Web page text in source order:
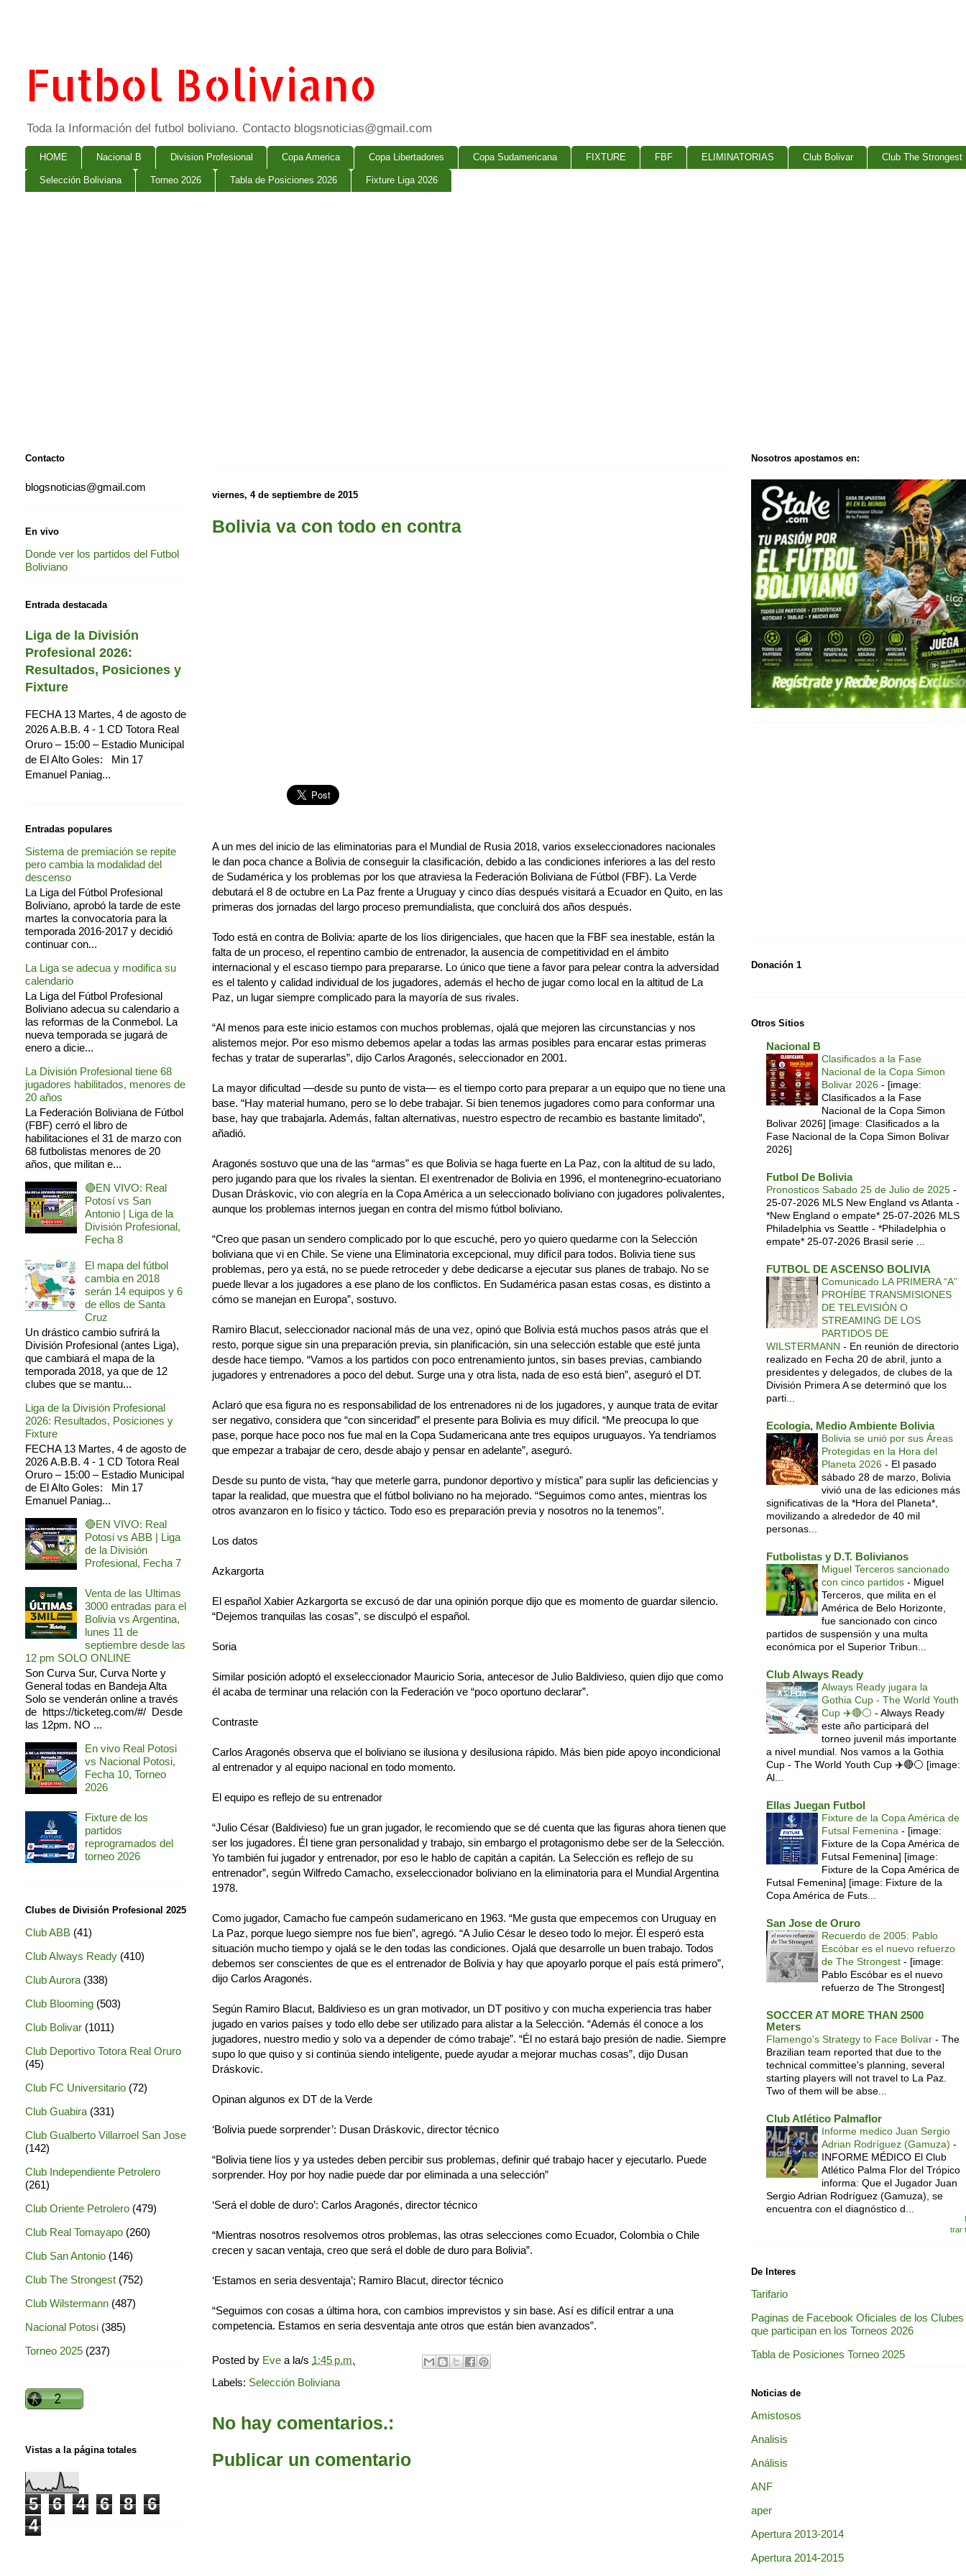
Futbol Boliviano
Toda la Información del futbol boliviano. Contacto blogsnoticias@gmail.com
HOME Nacional B Division Profesional Copa America Copa Libertadores Copa Sudamericana FIXTURE FBF ELIMINATORIAS Club Bolivar Club The Strongest
Selección Boliviana Torneo 2026 Tabla de Posiciones 2026 Fixture Liga 2026
viernes, 4 de septiembre de 2015
Bolivia va con todo en contra
A un mes del inicio de las eliminatorias para el Mundial de Rusia 2018, varios exseleccionadores nacionales
le dan poca chance a Bolivia de conseguir la clasificación, debido a las condiciones inferiores a las del resto
de Sudamérica y los problemas por los que atraviesa la Federación Boliviana de Fútbol (FBF). La Verde
debutará el 8 de octubre en La Paz frente a Uruguay y cinco días después visitará a Ecuador en Quito, en las
primeras dos jornadas del largo proceso premundialista, que concluirá dos años después.
Todo está en contra de Bolivia: aparte de los líos dirigenciales, que hacen que la FBF sea inestable, están la
falta de un proceso, el repentino cambio de entrenador, la ausencia de competitividad en el ámbito
internacional y el escaso tiempo para prepararse. Lo único que tiene a favor para pelear contra la adversidad
es el talento y calidad individual de los jugadores, además el hecho de jugar como local en la altitud de La
Paz, un lugar siempre complicado para la mayoría de sus rivales.
“Al menos para este inicio estamos con muchos problemas, ojalá que mejoren las circunstancias y nos
alistemos mejor. Por eso mismo debemos apelar a todas las armas posibles para encarar estas primeras
fechas y tratar de superarlas”, dijo Carlos Aragonés, seleccionador en 2001.
La mayor dificultad —desde su punto de vista— es el tiempo corto para preparar a un equipo que no tiene una
base. “Hay material humano, pero se lo debe trabajar. Si bien tenemos jugadores como para conformar una
base, hay que trabajarla. Además, faltan alternativas, nuestro espectro de recambio es bastante limitado”,
añadió.
Aragonés sostuvo que una de las “armas” es que Bolivia se haga fuerte en La Paz, con la altitud de su lado,
pero jugando para que los rivales la sientan. El exentrenador de Bolivia en 1996, el montenegrino-ecuatoriano
Dusan Dráskovic, vio con alegría en la Copa América a un seleccionado boliviano con jugadores polivalentes,
aunque los problemas internos juegan en contra del mismo fútbol boliviano.
“Creo que pasan un sendero complicado por lo que escuché, pero yo quiero quedarme con la Selección
boliviana que vi en Chile. Se viene una Eliminatoria excepcional, muy difícil para todos. Bolivia tiene sus
problemas, pero ya está, no se puede retroceder y debe dedicarse a ejecutar sus planes de trabajo. No se
puede llevar a los jugadores a ese plano de los conflictos. En Sudamérica pasan estas cosas, es distinto a
cómo se manejan en Europa”, sostuvo.
Ramiro Blacut, seleccionador nacional más de una vez, opinó que Bolivia está muchos pasos atrás que el
resto, porque sigue sin una preparación previa, sin planificación, sin una selección estable que esté junta
desde hace tiempo. “Vamos a los partidos con poco entrenamiento juntos, sin bases previas, cambiando
jugadores y entrenadores a poco del debut. Surge una y otra lista, nada de eso está bien”, aseguró el DT.
Aclaró que esa figura no es responsabilidad de los entrenadores ni de los jugadores, y aunque trata de evitar
ser negativo, considera que “con sinceridad” el presente para Bolivia es muy difícil. “Me preocupa lo que
pase, porque hace poco nos fue mal en la Copa Sudamericana ante tres equipos uruguayos. Ya tendríamos
que empezar a trabajar de cero, desde abajo y pensar en adelante”, aseguró.
Desde su punto de vista, “hay que meterle garra, pundonor deportivo y mística” para suplir las deficiencias y
tapar la realidad, que muestra que el fútbol boliviano no ha mejorado. “Seguimos como antes, mientras los
otros avanzaron en lo físico y táctico. Todo eso es preparación previa y nosotros no la tenemos”.
Los datos
Azkargorta
El español Xabier Azkargorta se excusó de dar una opinión porque dijo que es momento de guardar silencio.
“Dejemos tranquilas las cosas”, se disculpó el español.
Soria
Similar posición adoptó el exseleccionador Mauricio Soria, antecesor de Julio Baldivieso, quien dijo que como
él acaba de terminar una relación con la Federación ve “poco oportuno declarar”.
Contraste
Carlos Aragonés observa que el boliviano se ilusiona y desilusiona rápido. Más bien pide apoyo incondicional
al entrenador y al equipo nacional en todo momento.
El equipo es reflejo de su entrenador
“Julio César (Baldivieso) fue un gran jugador, le recomiendo que se dé cuenta que las figuras ahora tienen que
ser los jugadores. Él tiene gran personalidad y trabajo, sin embargo el protagonismo debe ser de la Selección.
Yo también fui jugador y entrenador, por eso le hablo de capitán a capitán. La Selección es reflejo de su
entrenador”, según Wilfredo Camacho, exseleccionador boliviano en la eliminatoria para el Mundial Argentina
1978.
Como jugador, Camacho fue campeón sudamericano en 1963. “Me gusta que empecemos con Uruguay en
La Paz, porque luego siempre nos fue bien”, agregó. “A Julio César le deseo todo lo mejor. Él esperó esta
situación mucho tiempo y ojalá se le den todas las condiciones. Ojalá que desarrolle un buen trabajo. Todos
debemos ser conscientes de que es el entrenador de Bolivia y hay que apoyarlo porque el país está primero”,
dijo Carlos Aragonés.
Según Ramiro Blacut, Baldivieso es un gran motivador, un DT positivo y con mucha experiencia tras haber
jugado en varios países y todo ello debe ser utilizado para alistar a la Selección. “Además él conoce a los
jugadores, nuestro medio y solo va a depender de cómo trabaje”. “Él no estará bajo presión de nadie. Siempre
supo lo que quiso y si continúa siendo inteligente, puede ayudar a mejorar muchas cosas”, dijo Dusan
Dráskovic.
Opinan algunos ex DT de la Verde
‘Bolivia puede sorprender’: Dusan Dráskovic, director técnico
“Bolivia tiene líos y ya ustedes deben percibir sus problemas, definir qué trabajo hacer y ejecutarlo. Puede
sorprender. Hoy por hoy nadie puede dar por eliminada a una selección”
‘Será el doble de duro’: Carlos Aragonés, director técnico
“Mientras nosotros resolvemos otros problemas, las otras selecciones como Ecuador, Colombia o Chile
crecen y sacan ventaja, creo que será el doble de duro para Bolivia”.
‘Estamos en seria desventaja’; Ramiro Blacut, director técnico
“Seguimos con cosas a última hora, con cambios imprevistos y sin base. Así es difícil entrar a una
competencia. Estamos en seria desventaja ante otros que están bien avanzados”.
Posted by Eve a la/s 1:45 p.m.
Labels: Selección Boliviana
No hay comentarios.:
Publicar un comentario
Contacto
blogsnoticias@gmail.com
En vivo
Donde ver los partidos del Futbol
Boliviano
Entrada destacada
Liga de la División
Profesional 2026:
Resultados, Posiciones y
Fixture
FECHA 13 Martes, 4 de agosto de
2026 A.B.B. 4 - 1 CD Totora Real
Oruro – 15:00 – Estadio Municipal
de El Alto Goles: Min 17
Emanuel Paniag...
Entradas populares
Sistema de premiación se repite
pero cambia la modalidad del
descenso
La Liga del Fútbol Profesional
Boliviano, aprobó la tarde de este
martes la convocatoria para la
temporada 2016-2017 y decidió
continuar con...
La Liga se adecua y modifica su
calendario
La Liga del Fútbol Profesional
Boliviano adecua su calendario a
las reformas de la Conmebol. La
nueva temporada se jugará de
enero a dicie...
La División Profesional tiene 68
jugadores habilitados, menores de
20 años
La Federación Boliviana de Fútbol
(FBF) cerró el libro de
habilitaciones el 31 de marzo con
68 futbolistas menores de 20
años, que militan e...
🔴EN VIVO: Real
Potosí vs San
Antonio | Liga de la
División Profesional,
Fecha 8
El mapa del fútbol
cambia en 2018
serán 14 equipos y 6
de ellos de Santa
Cruz
Un drástico cambio sufrirá la
División Profesional (antes Liga),
que cambiará el mapa de la
temporada 2018, ya que de 12
clubes que se mantu...
Liga de la División Profesional
2026: Resultados, Posiciones y
Fixture
FECHA 13 Martes, 4 de agosto de
2026 A.B.B. 4 - 1 CD Totora Real
Oruro – 15:00 – Estadio Municipal
de El Alto Goles: Min 17
Emanuel Paniag...
🔴EN VIVO: Real
Potosi vs ABB | Liga
de la División
Profesional, Fecha 7
Venta de las Ultimas
3000 entradas para el
Bolivia vs Argentina,
lunes 11 de
septiembre desde las
12 pm SOLO ONLINE
Son Curva Sur, Curva Norte y
General todas en Bandeja Alta
Solo se venderán online a través
de https://ticketeg.com/#/ Desde
las 12pm. NO ...
En vivo Real Potosi
vs Nacional Potosi,
Fecha 10, Torneo
2026
Fixture de los
partidos
reprogramados del
torneo 2026
Clubes de División Profesional 2025
Club ABB (41)
Club Always Ready (410)
Club Aurora (338)
Club Blooming (503)
Club Bolivar (1011)
Club Deportivo Totora Real Oruro
(45)
Club FC Universitario (72)
Club Guabira (331)
Club Gualberto Villarroel San Jose
(142)
Club Independiente Petrolero
(261)
Club Oriente Petrolero (479)
Club Real Tomayapo (260)
Club San Antonio (146)
Club The Strongest (752)
Club Wilstermann (487)
Nacional Potosi (385)
Torneo 2025 (237)
Vistas a la página totales
5 6 4 6 8
6
4
Nosotros apostamos en:
Donación 1
Otros Sitios
Nacional B
Clasificados a la Fase
Nacional de la Copa Simon
Bolivar 2026 - [image:
Clasificados a la Fase
Nacional de la Copa Simon
Bolivar 2026] [image: Clasificados a la
Fase Nacional de la Copa Simon Bolivar
2026]
Futbol De Bolivia
Pronosticos Sabado 25 de Julio de 2025 -
25-07-2026 MLS New England vs Atlanta -
*New England o empate* 25-07-2026 MLS
Philadelphia vs Seattle - *Philadelphia o
empate* 25-07-2026 Brasil serie ...
FUTBOL DE ASCENSO BOLIVIA
Comunicado LA PRIMERA “A”
PROHÍBE TRANSMISIONES
DE TELEVISIÓN O
STREAMING DE LOS
PARTIDOS DE
WILSTERMANN - En reunión de directorio
realizado en Fecha 20 de abril, junto a
presidentes y delegados, de clubes de la
División Primera A se determinó que los
parti...
Ecologia, Medio Ambiente Bolivia
Bolivia se unió por sus Áreas
Protegidas en la Hora del
Planeta 2026 - El pasado
sábado 28 de marzo, Bolivia
vivió una de las ediciones más
significativas de la *Hora del Planeta*,
movilizando a alrededor de 40 mil
personas...
Futbolistas y D.T. Bolivianos
Miguel Terceros sancionado
con cinco partidos - Miguel
Terceros, que milita en el
América de Belo Horizonte,
fue sancionado con cinco
partidos de suspensión y una multa
económica por el Superior Tribun...
Club Always Ready
Always Ready jugara la
Gothia Cup - The World Youth
Cup ✈️🔴⚪️ - Always Ready
este año participará del
torneo juvenil más importante
a nivel mundial. Nos vamos a la Gothia
Cup - The World Youth Cup ✈️🔴⚪️ [image:
Al...
Ellas Juegan Futbol
Fixture de la Copa América de
Futsal Femenina - [image:
Fixture de la Copa América de
Futsal Femenina] [image:
Fixture de la Copa América de
Futsal Femenina] [image: Fixture de la
Copa América de Futs...
San Jose de Oruro
Recuerdo de 2005: Pablo
Escóbar es el nuevo refuerzo
de The Strongest - [image:
Pablo Escóbar es el nuevo
refuerzo de The Strongest]
SOCCER AT MORE THAN 2500
Meters
Flamengo's Strategy to Face Bolívar - The
Brazilian team reported that due to the
technical committee's planning, several
starting players will not travel to La Paz.
Two of them will be abse...
Club Atlético Palmaflor
Informe medico Juan Sergio
Adrian Rodríguez (Gamuza) -
INFORME MÉDICO El Club
Atlético Palma Flor del Trópico
informa: Que el Jugador Juan
Sergio Adrian Rodríguez (Gamuza), se
encuentra con el diagnóstico d...
trar
De Interes
Tarifario
Paginas de Facebook Oficiales de los Clubes
que participan en los Torneos 2026
Tabla de Posiciones Torneo 2025
Noticias de
Amistosos
Analisis
Análisis
ANF
aper
Apertura 2013-2014
Apertura 2014-2015